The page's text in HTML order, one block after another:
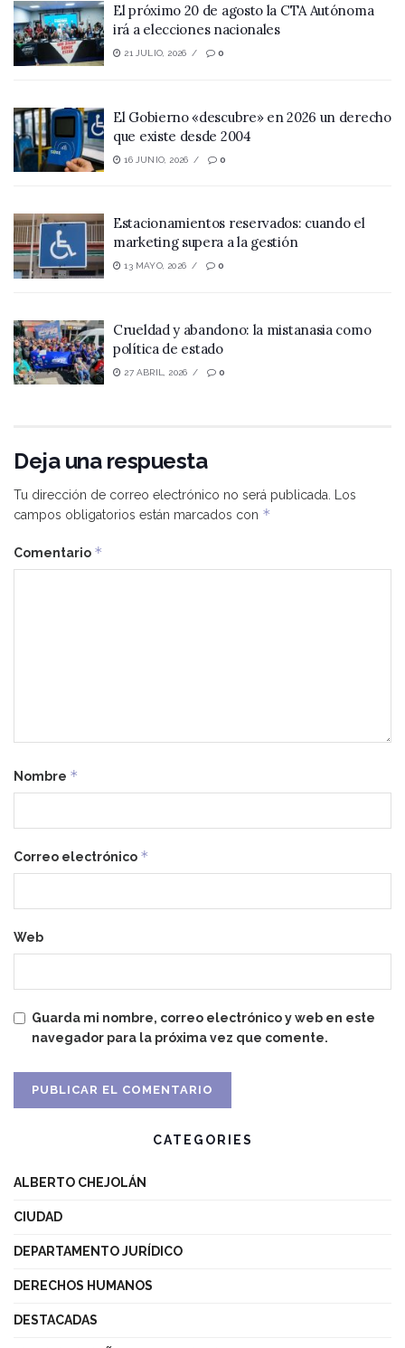
El próximo 20 de agosto la CTA Autónoma
irá a elecciones nacionales
21 JULIO, 2026 0
El Gobierno «descubre» en 2026 un derecho
que existe desde 2004
16 JUNIO, 2026 0
Estacionamientos reservados: cuando el
marketing supera a la gestión
13 MAYO, 2026 0
Crueldad y abandono: la mistanasia como
política de estado
27 ABRIL, 2026 0
Deja una respuesta
Tu dirección de correo electrónico no será publicada.
Los
campos obligatorios están marcados con *
Comentario *
Nombre *
Correo electrónico *
Web
Guarda mi nombre, correo electrónico y web en este
navegador para la próxima vez que comente.
CATEGORIES
ALBERTO CHEJOLÁN
CIUDAD
DEPARTAMENTO JURÍDICO
DERECHOS HUMANOS
DESTACADAS